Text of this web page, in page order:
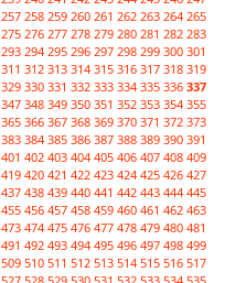
257 258 259 260 261 262 263 264 265
275 276 277 278 279 280 281 282 283
293 294 295 296 297 298 299 300 301
311 312 313 314 315 316 317 318 319
329 330 331 332 333 334 335 336 337
347 348 349 350 351 352 353 354 355
365 366 367 368 369 370 371 372 373
383 384 385 386 387 388 389 390 391
401 402 403 404 405 406 407 408 409
419 420 421 422 423 424 425 426 427
437 438 439 440 441 442 443 444 445
455 456 457 458 459 460 461 462 463
473 474 475 476 477 478 479 480 481
491 492 493 494 495 496 497 498 499
509 510 511 512 513 514 515 516 517